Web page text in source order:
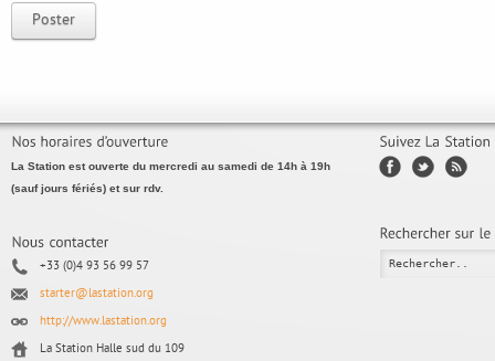
Poster
La Station est ouverte du mercredi au samedi de 14h à 19h
(sauf jours fériés) et sur rdv.
+33 (0)4 93 56 99 57
starter@lastation.org
http://www.lastation.org
La Station Halle sud du 109